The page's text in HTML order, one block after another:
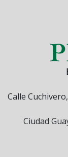
Calle
Ciudad